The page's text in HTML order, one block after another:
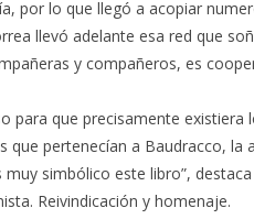
por lo que llegó a acopiar
llevó adelante esa red que
y compañeros, es
para que precisamente
que pertenecían a Baudracco,
muy simbólico este libro”,
Reivindicación y homenaje.